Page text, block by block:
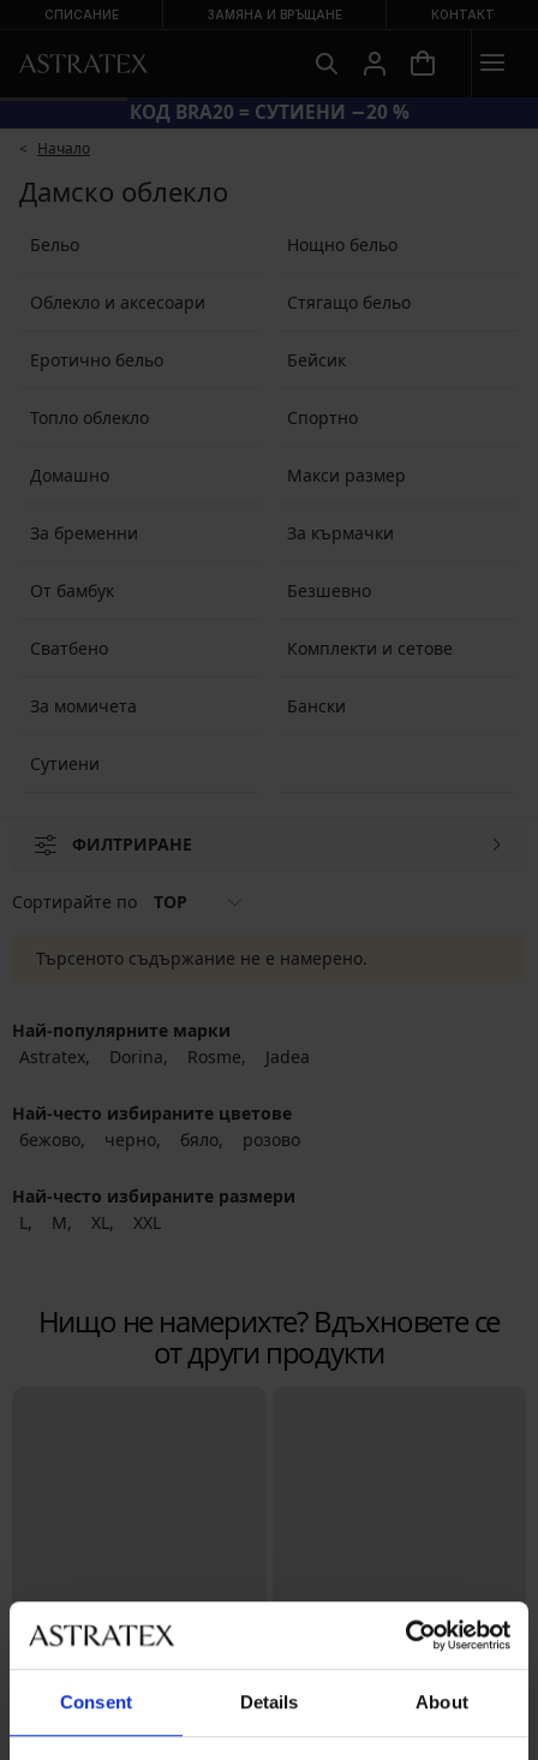
Consent Details About
СПИСАНИЕ ЗАМЯНА И ВРЪЩАНЕ КОНТАКТ
КОД BRA20 = СУТИЕНИ −20 %
Начало
Дамско облекло
Бельо Нощно бельо
Облекло и аксесоари Стягащо бельо
Еротично бельо Бейсик
Топло облекло Спортно
Домашно Макси размер
За бременни За кърмачки
От бамбук Безшевно
Сватбено Комплекти и сетове
За момичета Бански
Сутиени
ФИЛТРИРАНЕ
Сортирайте по TOP
Търсеното съдържание не е намерено.
Най-популярните марки
Astratex
Dorina Rosme Jadea
Най-често избираните цветове
бежово
черно бяло розово
Най-често избираните размери
L
M XL XXL
Нищо не намерихте? Вдъхновете се
от други продукти